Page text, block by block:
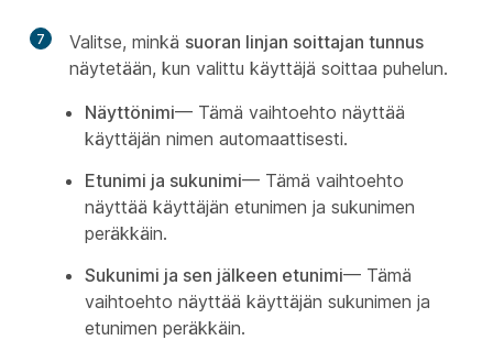
7 Valitse, minkä suoran linjan soittajan tunnus
näytetään, kun valittu käyttäjä soittaa puhelun.
Näyttönimi— Tämä vaihtoehto näyttää
käyttäjän nimen automaattisesti.
Etunimi ja sukunimi— Tämä vaihtoehto
näyttää käyttäjän etunimen ja sukunimen
peräkkäin.
Sukunimi ja sen jälkeen etunimi— Tämä
vaihtoehto näyttää käyttäjän sukunimen ja
etunimen peräkkäin.